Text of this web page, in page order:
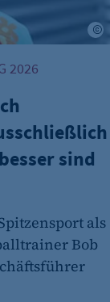
2026
sind
als
Bob